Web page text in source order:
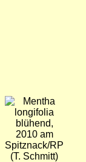
Bild
blühend,
2010 am
Spitznack/RP
(T. Schmitt)